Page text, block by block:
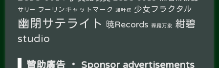
サリー フーリンキャットマーク 凋叶棕 少女フラクタル
幽閉サテライト 暁Records 森羅万象
紺碧
studio
贊助廣告 ‧ Sponsor advertisements